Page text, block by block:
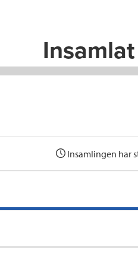
Insamlingen har